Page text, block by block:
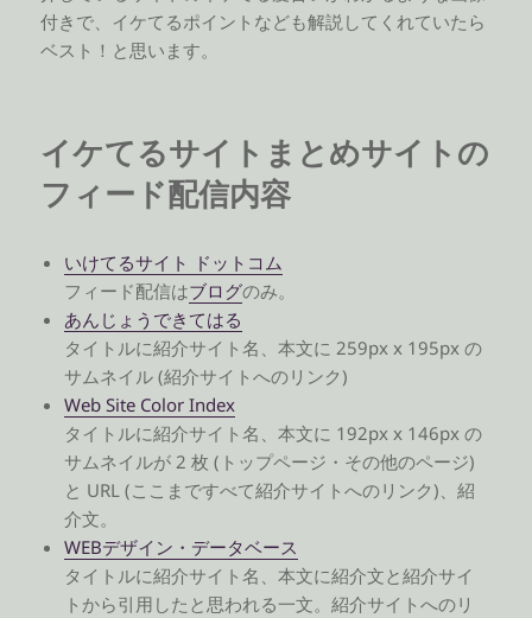
付きで、イケてるポイントなども解説してくれていたら
ベスト！と思います。
イケてるサイトまとめサイトの
フィード配信内容
いけてるサイト ドットコム
フィード配信はブログのみ。
あんじょうできてはる
タイトルに紹介サイト名、本文に 259px x 195px の
サムネイル (紹介サイトへのリンク)
Web Site Color Index
タイトルに紹介サイト名、本文に 192px x 146px の
サムネイルが 2 枚 (トップページ・その他のページ)
と URL (ここまですべて紹介サイトへのリンク)、紹
介文。
WEBデザイン・データベース
タイトルに紹介サイト名、本文に紹介文と紹介サイ
トから引用したと思われる一文。紹介サイトへのリ